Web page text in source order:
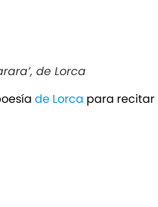
de Lorca
de Lorca para recitar